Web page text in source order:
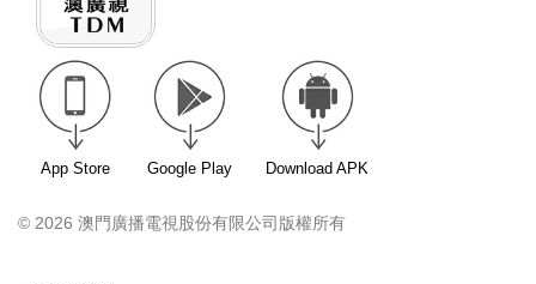
App Store Google Play Download APK
© 2026 澳門廣播電視股份有限公司版權所有